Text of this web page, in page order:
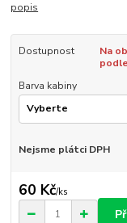
popis
Dostupnost
Na
Barva kabiny
Nejsme plátci DPH
60 Kč/ks